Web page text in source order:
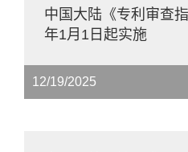
中国大陆《专利审查
年1月1日起实施
12/19/2025